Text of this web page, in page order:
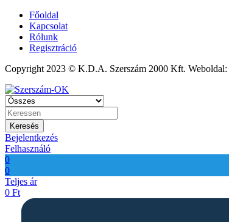
Főoldal
Kapcsolat
Rólunk
Regisztráció
Copyright 2023 © K.D.A. Szerszám 2000 Kft. Weboldal:
Keresés
Bejelentkezés
Felhasználó
0
0
Teljes ár
0 Ft